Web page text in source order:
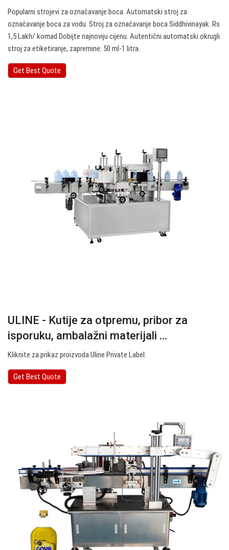
Popularni strojevi za označavanje boca. Automatski stroj za
označavanje boca za vodu. Stroj za označavanje boca Siddhivinayak. Rs
1,5 Lakh/ komad Dobijte najnoviju cijenu. Autentični automatski okrugli
stroj za etiketiranje, zapremine: 50 ml-1 litra.
Get Best Quote
ULINE - Kutije za otpremu, pribor za
isporuku, ambalažni materijali ...
Kliknite za prikaz proizvoda Uline Private Label.
Get Best Quote